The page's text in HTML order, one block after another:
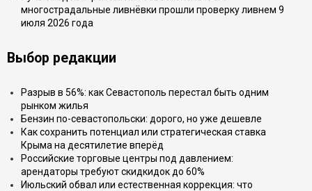
многострадальные ливнёвки прошли проверку ливнем 9
июля 2026 года
Выбор редакции
Разрыв в 56%: как Севастополь перестал быть одним
рынком жилья
Бензин по-севастопольски: дорого, но уже дешевле
Как сохранить потенциал или стратегическая ставка
Крыма на десятилетие вперёд
Российские торговые центры под давлением:
арендаторы требуют скидкидок до 60%
Июльский обвал или естественная коррекция: что